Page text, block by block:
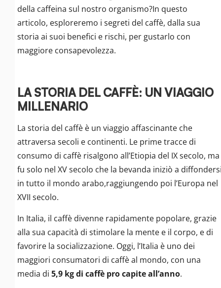
della caffeina sul nostro organismo?In questo
articolo, esploreremo i segreti del caffè, dalla sua
storia ai suoi benefici e rischi, per gustarlo con
maggiore consapevolezza.
LA STORIA DEL CAFFÈ: UN VIAGGIO
MILLENARIO
La storia del caffè è un viaggio affascinante che
attraversa secoli e continenti. Le prime tracce di
consumo di caffè risalgono all’Etiopia del IX secolo, ma
fu solo nel XV secolo che la bevanda iniziò a
in tutto il mondo arabo,raggiungendo poi l’Europa nel
XVII secolo.
In Italia, il caffè divenne rapidamente popolare, grazie
alla sua capacità di stimolare la mente e il corpo, e di
favorire la socializzazione. Oggi, l’Italia è uno dei
maggiori consumatori di caffè al mondo, con una
media di 5,9 kg di caffè pro capite all’anno.